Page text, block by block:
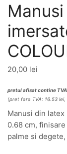
20,00 lei
pretul afisat contine TVA
(pret fara TVA: 16.53 lei,
Manusi din
0.68 cm,
palme si